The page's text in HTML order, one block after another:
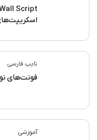
تایپ فارسی
فونت‌های
آموزشی